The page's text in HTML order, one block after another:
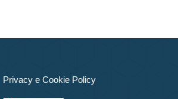
Privacy e Cookie Policy